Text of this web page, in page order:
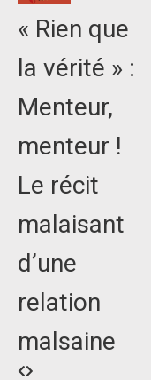
« Rien que
la vérité » :
Menteur,
menteur !
Le récit
malaisant
d’une
relation
malsaine